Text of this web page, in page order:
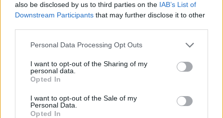
also be disclosed by us to third parties on the IAB’s List of
Downstream Participants that may further disclose it to other
Personal Data Processing Opt Outs
I want to opt-out of the Sharing of my
personal data.
Opted In
I want to opt-out of the Sale of my
Personal Data.
Opted In
Hyri me Jet Ski në
hapësirën e pushuesve në
Zvërnec, gjobitet me 300
mijë lekë drejtuesi
Tragjedi në Rrugën e
Kombit, aksidentohet de
vdes 38-vjeçari nga